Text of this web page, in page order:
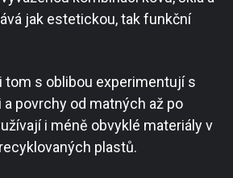
jak estetickou, tak funkční
tom s oblibou experimentují s
povrchy od matných až po
i méně obvyklé materiály v
plastů.